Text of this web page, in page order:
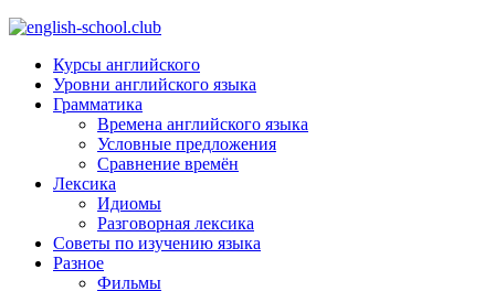
Курсы английского
Уровни английского языка
Грамматика
Времена английского языка
Условные предложения
Сравнение времён
Лексика
Идиомы
Разговорная лексика
Советы по изучению языка
Разное
Фильмы